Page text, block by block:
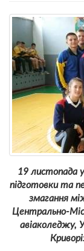
19 листопада
підготовки та
змагання
Центрально-
авіаколеджу,